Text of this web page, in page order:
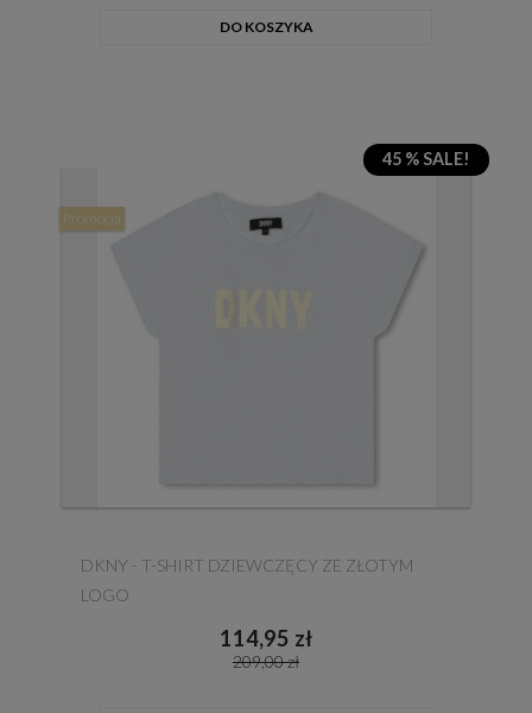
DO KOSZYKA
45 % SALE!
DKNY - T-SHIRT DZIEWCZĘCY ZE ZŁOTYM
LOGO
114,95 zł
209,00 zł
Promocja